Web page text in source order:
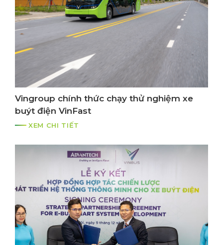
Vingroup chính thức chạy thử nghiệm xe
buýt điện VinFast
XEM CHI TIẾT